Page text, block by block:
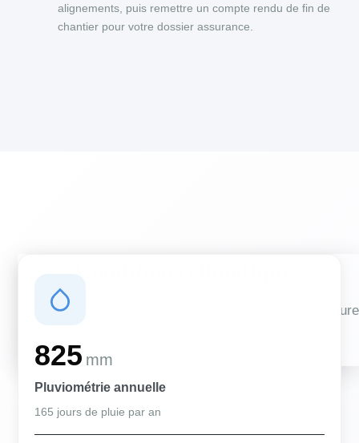
alignements, puis remettre un compte rendu de fin de
chantier pour votre dossier assurance.
Des conditions qui influencent vos travaux de couverture
825 mm
Pluviométrie annuelle
165 jours de pluie par an